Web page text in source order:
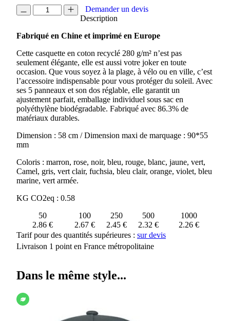
quantité
de
COTON
280GR
HENDRIX
CAP
Demander un devis
Description
Fabriqué en Chine et imprimé en Europe
Cette casquette en coton recyclé 280 g/m² n’est pas
seulement élégante, elle est aussi votre joker en toute
occasion. Que vous soyez à la plage, à vélo ou en ville, c’est
l’accessoire indispensable pour vous protéger du soleil. Avec
ses 5 panneaux et son dos réglable, elle garantit un
ajustement parfait, emballage individuel sous sac en
polyéthylène biodégradable. Fabriqué avec 86.3% de
matériaux durables.
Dimension : 58 cm / Dimension maxi de marquage : 90*55
mm
Coloris : marron, rose, noir, bleu, rouge, blanc, jaune, vert,
Camel, gris, vert clair, fuchsia, bleu clair, orange, violet, bleu
marine, vert armée.
KG CO2eq : 0.58
50
100 250 500
1000
2.86 €
2.67 € 2.45 € 2.32 €
2.26 €
Tarif pour des quantités supérieures : sur devis
Livraison 1 point en France métropolitaine
Dans le même style...